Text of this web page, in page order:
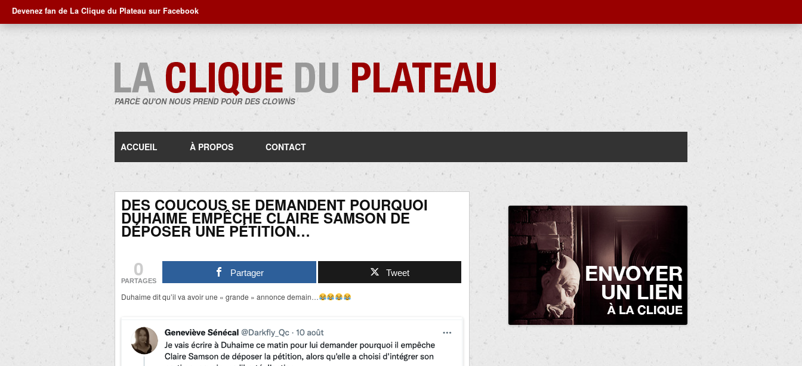
Devenez fan de La Clique du Plateau sur Facebook
PARCE QU'ON NOUS PREND POUR DES CLOWNS
au
ACCUEIL À PROPOS CONTACT
DES COUCOUS SE DEMANDENT POURQUOI
DUHAIME EMPÊCHE CLAIRE SAMSON DE
DÉPOSER UNE PÉTITION…
0
PARTAGES
Partager Tweet
Duhaime dit qu’il va avoir une « grande » annonce demain…